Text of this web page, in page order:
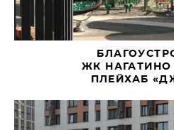
ЖК НАГАТИНО
ПЛЕЙХАБ